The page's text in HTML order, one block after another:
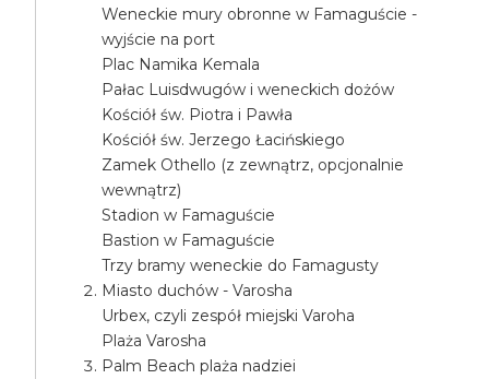
Weneckie mury obronne w Famaguście -
wyjście na port
Plac Namika Kemala
Pałac Luisdwugów i weneckich dożów
Kościół św. Piotra i Pawła
Kościół św. Jerzego Łacińskiego
Zamek Othello (z zewnątrz, opcjonalnie
wewnątrz)
Stadion w Famaguście
Bastion w Famaguście
Trzy bramy weneckie do Famagusty
Miasto duchów - Varosha
Urbex, czyli zespół miejski Varoha
Plaża Varosha
Palm Beach plaża nadziei